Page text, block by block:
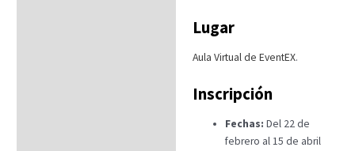
Lugar
Aula Virtual de EventEX.
Inscripción
Fechas: Del 22 de
febrero al 15 de abril